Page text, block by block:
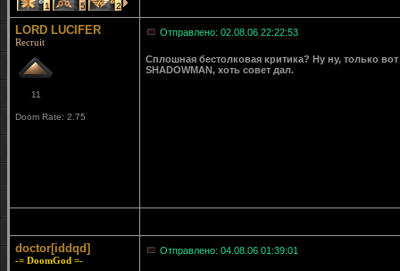
1 5 2
LORD LUCIFER
Recruit
11
Doom Rate: 2.75
Отправлено: 02.08.06 22:22:53
Сплошная бестолковая критика? Ну ну, только
SHADOWMAN, хоть совет дал.
doctor[iddqd]
-= DoomGod =-
Отправлено: 04.08.06 01:39:01